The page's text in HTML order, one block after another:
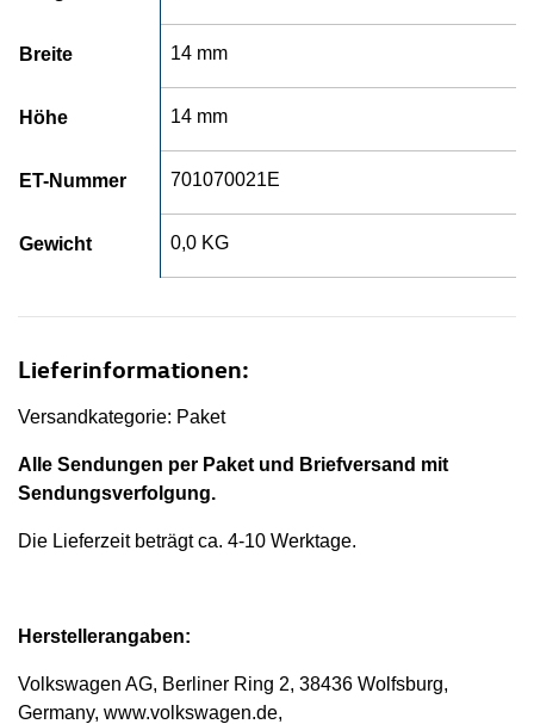
Breite 14 mm
Höhe 14 mm
ET-Nummer 701070021E
Gewicht 0,0 KG
Lieferinformationen:
Versandkategorie: Paket
Alle Sendungen per Paket und Briefversand mit
Sendungsverfolgung.
Die Lieferzeit beträgt ca. 4-10 Werktage.
Herstellerangaben:
Volkswagen AG, Berliner Ring 2, 38436 Wolfsburg,
Germany, www.volkswagen.de,